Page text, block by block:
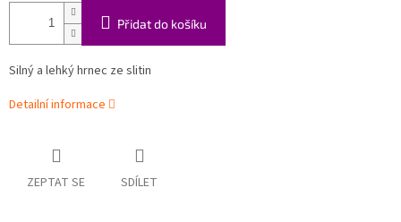
Přidat do košíku
Silný a lehký hrnec ze slitin
Detailní informace
ZEPTAT SE SDÍLET